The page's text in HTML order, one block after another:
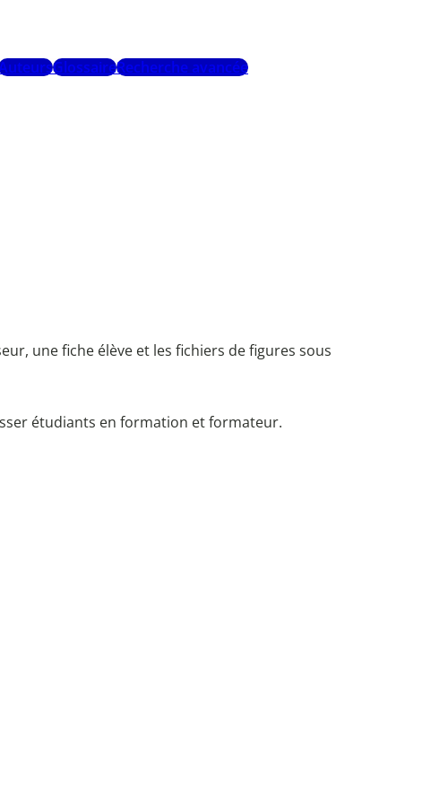
GlossaireRecherche avancée
une fiche élève et les fichiers de figures sous
étudiants en formation et formateur.